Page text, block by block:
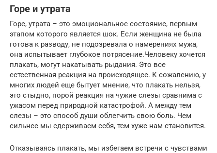
Горе и утрата
Горе, утрата – это эмоциональное состояние, первым
этапом которого является шок. Если женщина не была
готова к разводу, не подозревала о намерениях мужа,
она испытывает глубокое потрясение.Человеку хочется
плакать, могут накатывать рыдания. Это все
естественная реакция на происходящее. К сожалению, у
многих людей еще бытует мнение, что плакать нельзя,
это стыдно, порой реакция на чужие слезы сравнима с
ужасом перед природной катастрофой. А между тем
слезы – это способ души облегчить свою боль. Чем
сильнее мы сдерживаем себя, тем хуже нам становится.
Отказываясь плакать, мы избегаем встречи с чувствами